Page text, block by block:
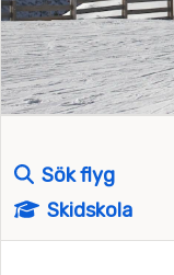
Sök flyg
Skidskola